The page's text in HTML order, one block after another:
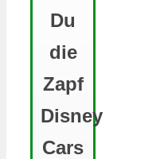
Du
die
Zapf
Disney
Cars